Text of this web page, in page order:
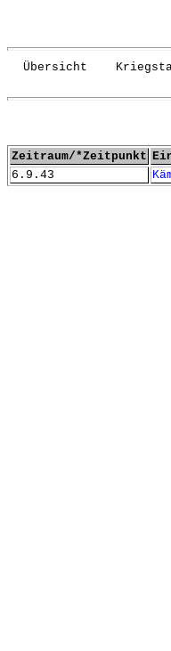
Übersicht
Zeitraum/*Zeitpunkt
6.9.43